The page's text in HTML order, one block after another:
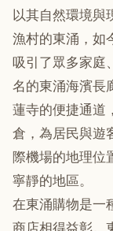
以其自然環境與
漁村的東涌，如
吸引了眾多家庭
名的東涌海濱長
蓮寺的便捷通道
倉，為居民與遊
際機場的地理位
寧靜的地區。
在東涌購物是一
商店相得益彰。